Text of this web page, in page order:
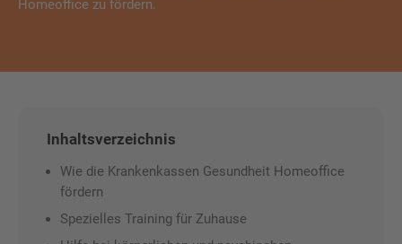
Homeoffice zu fördern.
Inhaltsverzeichnis
Wie die Krankenkassen Gesundheit Homeoffice
fördern
Spezielles Training für Zuhause